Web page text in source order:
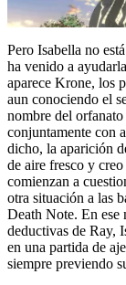
Pero Isabella no
ha venido a
aparece Krone, los
aun conociendo el
nombre del
conjuntamente con
dicho, la aparición
de aire fresco y
comienzan a
otra situación a las
Death Note. En ese
deductivas de Ray,
en una partida de
siempre previendo